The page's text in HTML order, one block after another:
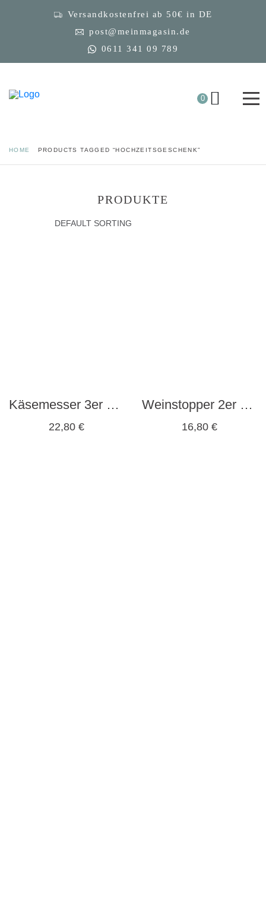
Versandkostenfrei ab 50€ in DE
post@meinmagasin.de
0611 341 09 789
0
HOME PRODUCTS TAGGED “HOCHZEITSGESCHENK”
PRODUKTE
Käsemesser 3er Set “CHEESE MICE” von Kikkerland
22,80 €
Weinstopper 2er Set “WAITER” von Kikkerland
16,80 €